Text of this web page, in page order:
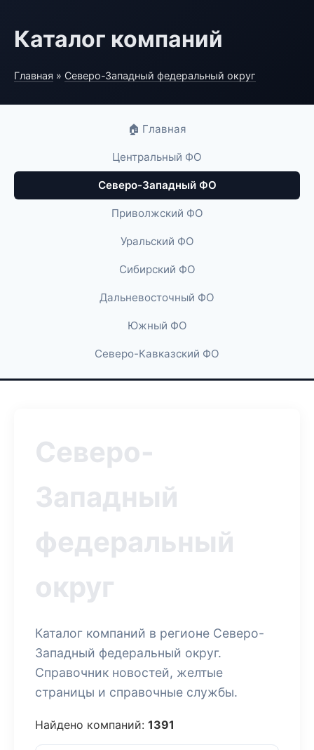
Каталог компаний
Главная » Северо-Западный федеральный округ
🏠 Главная
Центральный ФО
Северо-Западный ФО
Приволжский ФО
Уральский ФО
Сибирский ФО
Дальневосточный ФО
Южный ФО
Северо-Кавказский ФО
Северо-
Западный
федеральный
округ
Каталог компаний в регионе Северо-
Западный федеральный округ.
Справочник новостей, желтые
страницы и справочные службы.
Найдено компаний: 1391